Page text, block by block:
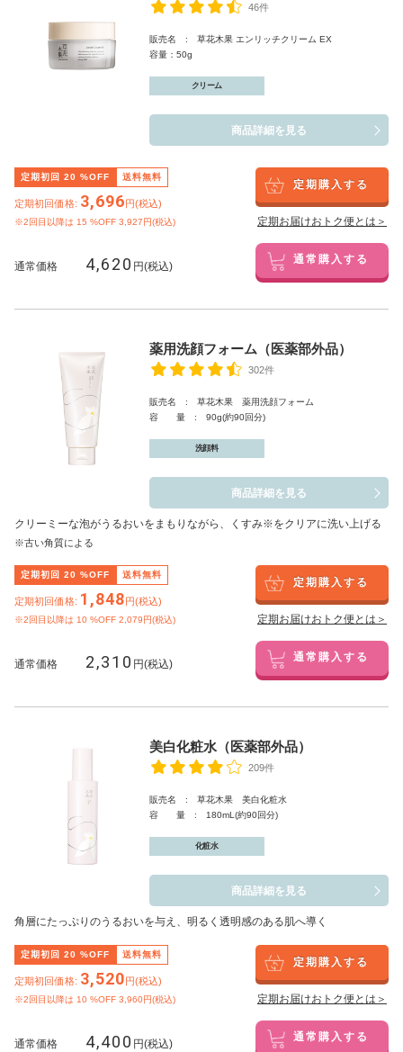
46件
販売名 : 草花木果 エンリッチクリーム EX
容量：50g
クリーム
商品詳細を見る
定期初回 20 %OFF 送料無料
定期初回価格: 3,696円(税込)
※2回目以降は 15 %OFF 3,927円(税込)
定期購入する
定期お届けおトク便とは＞
通常価格 4,620 円(税込) 通常購入する
薬用洗顔フォーム（医薬部外品）
302件
販売名 : 草花木果 薬用洗顔フォーム
容 量 : 90g(約90回分)
洗顔料
商品詳細を見る
クリーミーな泡がうるおいをまもりながら、くすみ※をクリアに洗い上げる
※古い角質による
定期初回 20 %OFF 送料無料
定期初回価格: 1,848円(税込)
※2回目以降は 10 %OFF 2,079円(税込)
定期購入する
定期お届けおトク便とは＞
通常価格 2,310 円(税込) 通常購入する
美白化粧水（医薬部外品）
209件
販売名 : 草花木果 美白化粧水
容 量 : 180mL(約90回分)
化粧水
商品詳細を見る
角層にたっぷりのうるおいを与え、明るく透明感のある肌へ導く
定期初回 20 %OFF 送料無料
定期初回価格: 3,520円(税込)
※2回目以降は 10 %OFF 3,960円(税込)
定期購入する
定期お届けおトク便とは＞
通常価格 4,400 円(税込) 通常購入する